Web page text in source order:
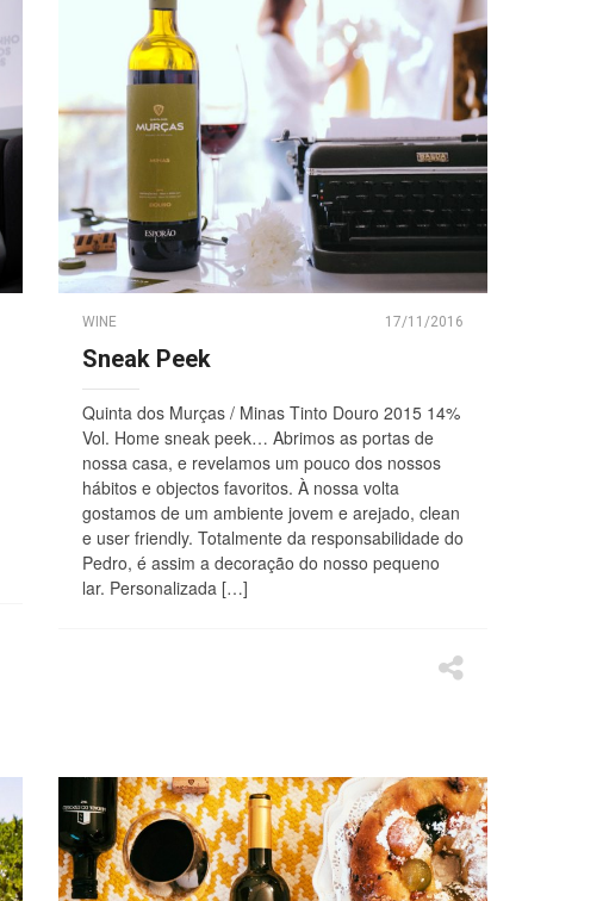
WINE 17/11/2016
Sneak Peek
Quinta dos Murças / Minas Tinto Douro 2015 14%
Vol. Home sneak peek… Abrimos as portas de
nossa casa, e revelamos um pouco dos nossos
hábitos e objectos favoritos. À nossa volta
gostamos de um ambiente jovem e arejado, clean
e user friendly. Totalmente da responsabilidade do
Pedro, é assim a decoração do nosso pequeno
lar. Personalizada […]